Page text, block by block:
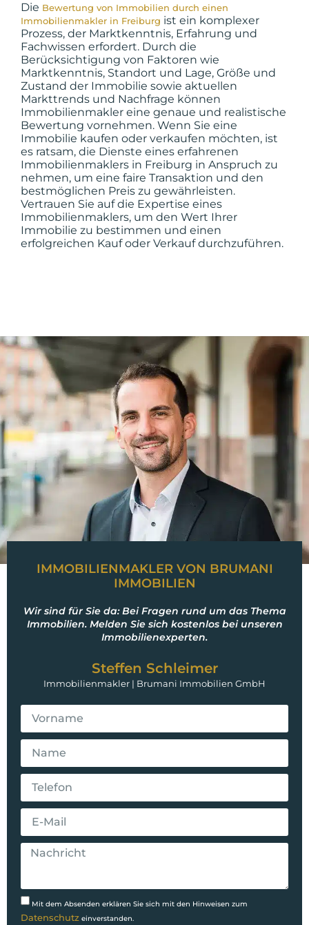
Die Bewertung von Immobilien durch einen
Immobilienmakler in Freiburg ist ein komplexer
Prozess, der Marktkenntnis, Erfahrung und
Fachwissen erfordert. Durch die
Berücksichtigung von Faktoren wie
Marktkenntnis, Standort und Lage, Größe und
Zustand der Immobilie sowie aktuellen
Markttrends und Nachfrage können
Immobilienmakler eine genaue und realistische
Bewertung vornehmen. Wenn Sie eine
Immobilie kaufen oder verkaufen möchten, ist
es ratsam, die Dienste eines erfahrenen
Immobilienmaklers in Freiburg in Anspruch zu
nehmen, um eine faire Transaktion und den
bestmöglichen Preis zu gewährleisten.
Vertrauen Sie auf die Expertise eines
Immobilienmaklers, um den Wert Ihrer
Immobilie zu bestimmen und einen
erfolgreichen Kauf oder Verkauf durchzuführen.
IMMOBILIENMAKLER VON BRUMANI
IMMOBILIEN
Wir sind für Sie da: Bei Fragen rund um das Thema
Immobilien. Melden Sie sich kostenlos bei unseren
Immobilienexperten.
Steffen Schleimer
Immobilienmakler | Brumani Immobilien GmbH
Mit dem Absenden erklären Sie sich mit den Hinweisen zum
Datenschutz einverstanden.